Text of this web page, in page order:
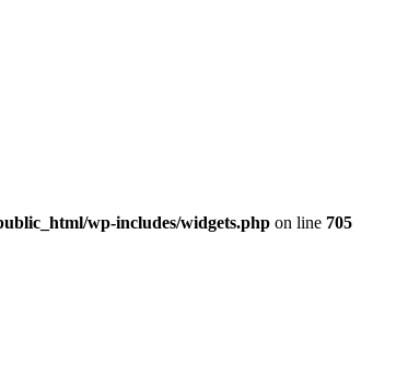
wp-includes/widgets.php on line 705